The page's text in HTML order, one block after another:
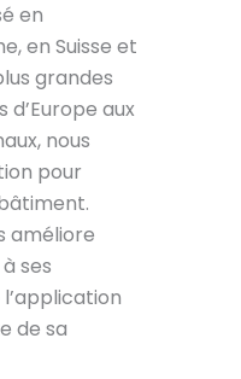
en
en Suisse et
grandes
aux
nous
pour
améliore
ses
de sa